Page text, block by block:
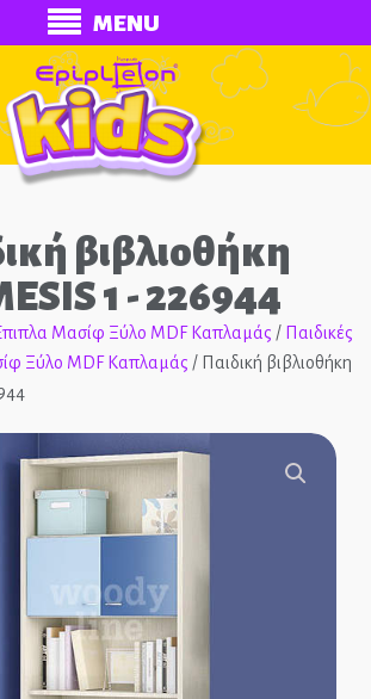
MENU
Δωμάτια
Κουκέτες
Βιβλιοθήκες
Ντουλάπες
Γραφεία
βιβλιοθήκη
1 - 226944
Μασίφ Ξύλο MDF Καπλαμάς / Παιδικές
Ξύλο MDF Καπλαμάς / Παιδική βιβλιοθήκη